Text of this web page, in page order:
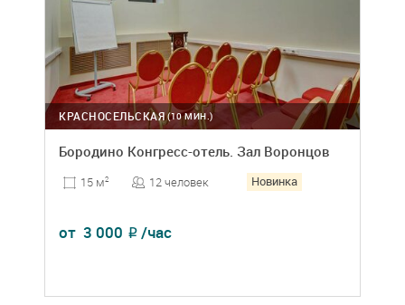
(10 МИН.)
КРАСНОСЕЛЬСКАЯ
Бородино Конгресс-отель. Зал Воронцов
15 м2 12 человек Новинка
от 3 000 ₽ /час